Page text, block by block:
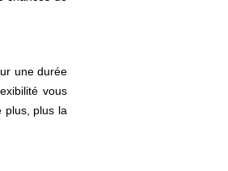
une durée
vous
plus, plus la